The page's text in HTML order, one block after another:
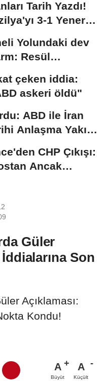
Tarih Yazdı!
3-1 Yenerek
Yolundaki dev
Resül
çeken iddia:
askeri öldü"
ABD ile İran
Anlaşma Yakın!
CHP Çıkışı:
Ancak
Güler
İddialarına Son
Açıklaması:
Kondu!
A
Büyüt
A
Küçült